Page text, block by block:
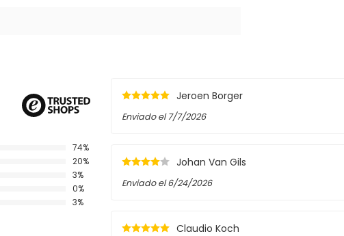
74%
20%
3%
0%
3%
Jeroen Borger
Enviado el7/7/2026
Johan Van Gils
Enviado el6/24/2026
Claudio Koch